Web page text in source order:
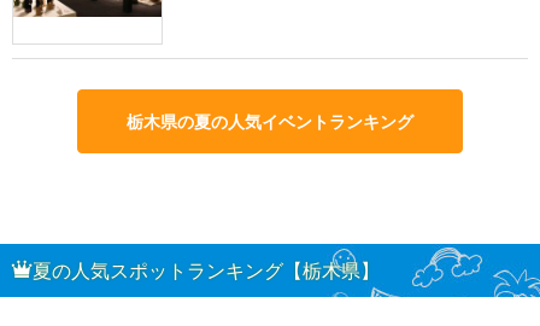
栃木県の夏の人気イベントランキング
夏の人気スポットランキング【栃木県】